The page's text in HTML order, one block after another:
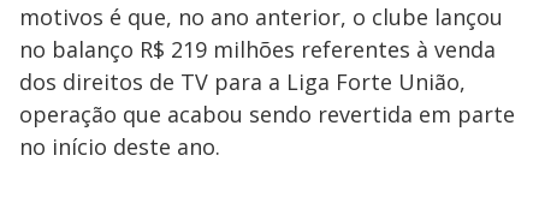
motivos é que, no ano anterior, o clube lançou
no balanço R$ 219 milhões referentes à venda
dos direitos de TV para a Liga Forte União,
operação que acabou sendo revertida em parte
no início deste ano.